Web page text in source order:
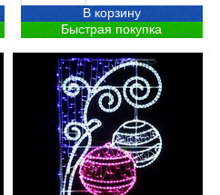
В корзину
Быстрая покупка